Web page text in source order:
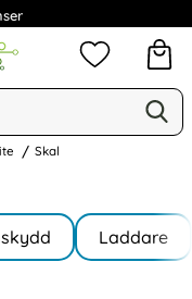
Mina
Skal
Laddare